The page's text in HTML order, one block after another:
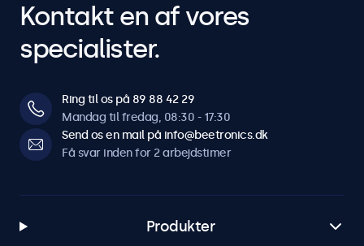
Kontakt en af vores
specialister.
Ring til os på 89 88 42 29
Mandag til fredag, 08:30 - 17:30
Send os en mail på info@beetronics.dk
Få svar inden for 2 arbejdstimer
Produkter